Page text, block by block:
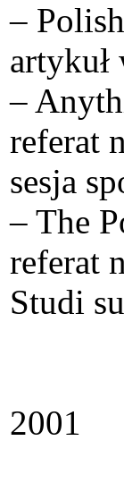
–
–
referat
sesja
– The
referat
Studi
2001